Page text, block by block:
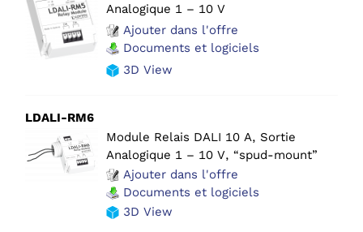
Analogique 1 – 10 V
Ajouter dans l'offre
Documents et logiciels
3D View
LDALI-RM6
Module Relais DALI 10 A, Sortie
Analogique 1 – 10 V, “spud-mount”
Ajouter dans l'offre
Documents et logiciels
3D View